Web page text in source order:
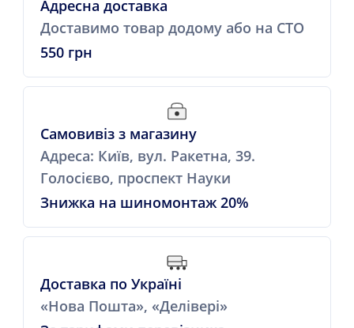
Адресна доставка
Доставимо товар додому або на СТО
550 грн
Самовивіз з магазину
Адреса: Київ, вул. Ракетна, 39.
Голосієво, проспект Науки
Знижка на шиномонтаж 20%
Доставка по Україні
«Нова Пошта», «Делівері»